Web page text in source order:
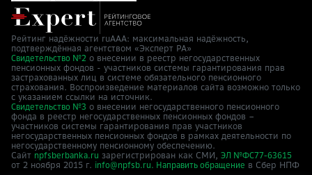
Рейтинг надёжности ruAAA: максимальная надёжность,
подтверждённая агентством «Эксперт РА»
Свидетельство №2 о внесении в реестр негосударственных
пенсионных фондов - участников системы гарантирования прав
застрахованных лиц в системе обязательного пенсионного
страхования. Воспроизведение материалов сайта возможно только
с указанием ссылки на источник.
Свидетельство №3 о внесении негосударственного пенсионного
фонда в реестр негосударственных пенсионных фондов –
участников системы гарантирования прав участников
негосударственных пенсионных фондов в рамках деятельности по
негосударственному пенсионному обеспечению.
Сайт npfsberbanka.ru зарегистрирован как СМИ, ЭЛ №ФС77-63615
от 2 ноября 2015 г. info@npfsb.ru. Направить обращение в Cбер НПФ